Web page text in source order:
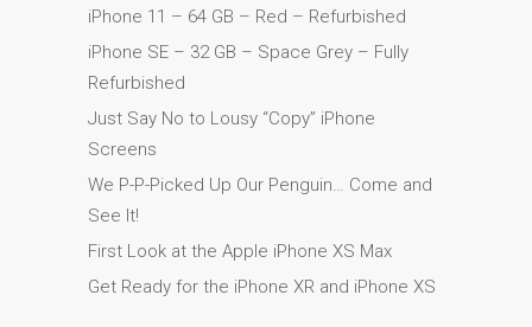
Apple?
Werbeplakat – Apple-Mac-
Dundee
Acérrimos fans de Apple
Apple iPad Tablet
Reparación
iPhone 11 – 64 GB – Red – Refurbished
iPhone SE – 32 GB – Space Grey – Fully
Refurbished
Just Say No to Lousy “Copy” iPhone
Screens
We P-P-Picked Up Our Penguin… Come and
See It!
First Look at the Apple iPhone XS Max
Get Ready for the iPhone XR and iPhone XS